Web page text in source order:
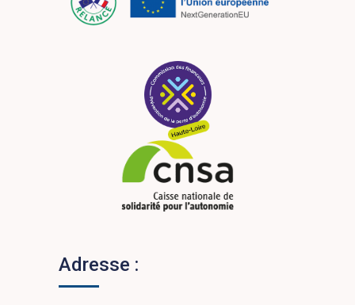
Adresse :